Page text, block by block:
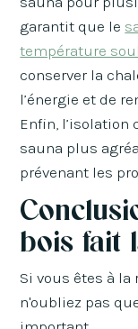
garantit que le
température
conserver la
l’énergie et de
Enfin, l’isolation
sauna plus
prévenant les
bois fait
Si vous êtes à la
n'oubliez pas